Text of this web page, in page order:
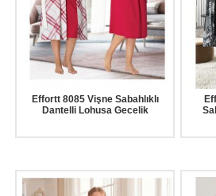
Effortt 8085 Vişne Sabahlıklı
Dantelli Lohusa Gecelik